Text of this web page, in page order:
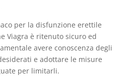
per la disfunzione erettile
Viagra è ritenuto sicuro ed
avere conoscenza degli
e adottare le misure
per limitarli.